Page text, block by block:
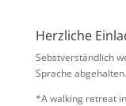
Herzliche
Sebstverständlich
Sprache abgehalten.
*A walking retreat